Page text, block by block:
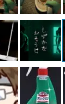
ーとは？